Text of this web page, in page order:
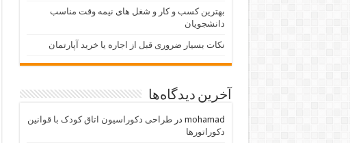
بهترین کسب و کار و شغل های نیمه وقت مناسب
دانشجویان
نکات بسیار ضروری قبل از اجاره یا خرید آپارتمان
آخرین دیدگاه‌ها
mohamad درطراحی دکوراسیون اتاق کودک با قوانین
دکوراتورها